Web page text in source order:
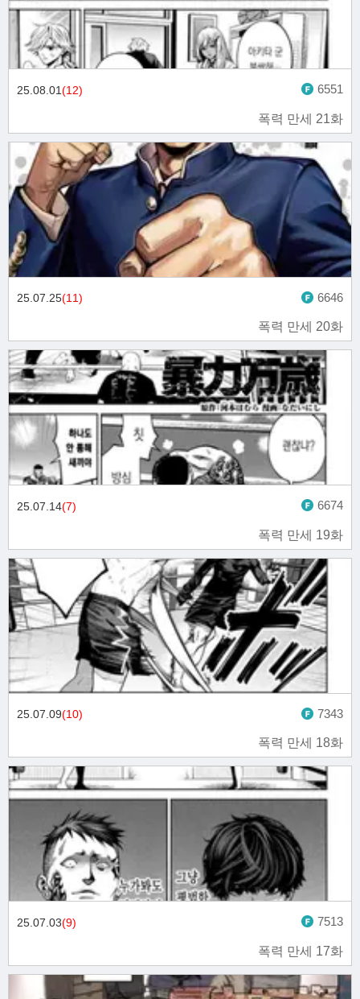
폭력 만세 21화
25.08.01(12) 6551
폭력 만세 20화
25.07.25(11) 6646
폭력 만세 19화
25.07.14(7) 6674
폭력 만세 18화
25.07.09(10) 7343
폭력 만세 17화
25.07.03(9) 7513